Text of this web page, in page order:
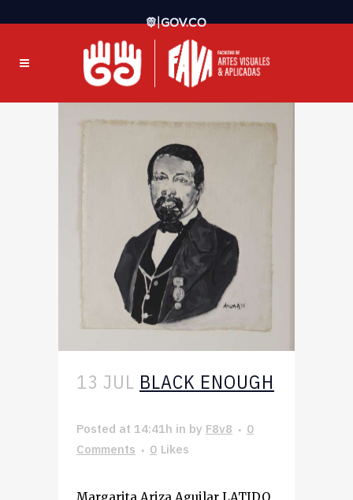
13 JUL BLACK ENOUGH
Posted at 14:41h in by F8v8
0
Comments
0 Likes